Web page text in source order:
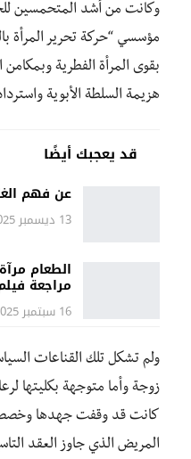
وكانت من أشد المتحمسين
مؤسسي “حركة تحرير المرأة
بقوى المرأة الفطرية
هزيمة السلطة الأبوية
قد يعجبك أيضًا
عن فهم
13 ديسمبر 2025
الطعام
مراجعة
16 سبتمبر 2025
ولم تشكل تلك القناعات
كانت قد وقفت جهدها
المريض الذي جاوز العقد